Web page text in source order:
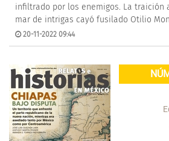
infiltrado por los enemigos. La traición
mar de intrigas cayó fusilado Otilio
20-11-2022 09:44